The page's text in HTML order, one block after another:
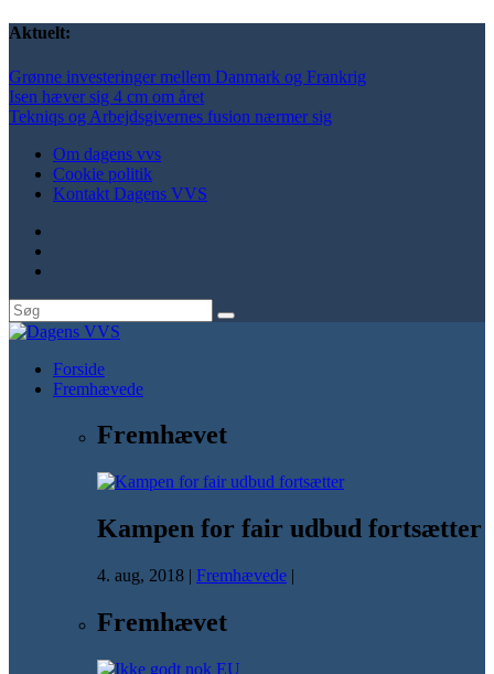
Aktuelt:
Grønne investeringer mellem Danmark og Frankrig
Isen hæver sig 4 cm om året
Tekniqs og Arbejdsgivernes fusion nærmer sig
Om dagens vvs
Cookie politik
Kontakt Dagens VVS
Forside
Fremhævede
Fremhævet
Kampen for fair udbud fortsætter
4. aug, 2018 | Fremhævede |
Fremhævet